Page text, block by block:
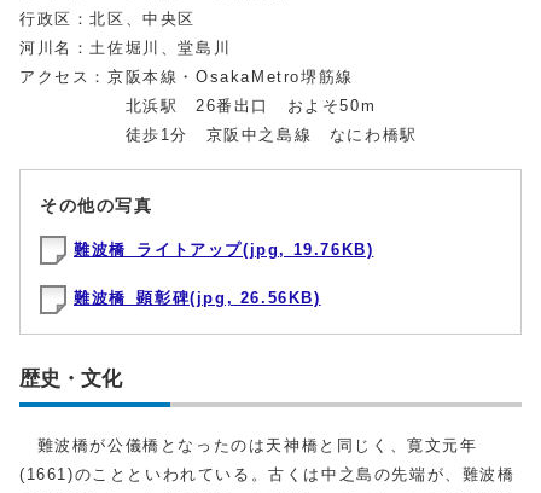
行政区：北区、中央区
河川名：土佐堀川、堂島川
アクセス：京阪本線・OsakaMetro堺筋線
北浜駅 26番出口 およそ50m
徒歩1分 京阪中之島線 なにわ橋駅
その他の写真
難波橋_ライトアップ(jpg, 19.76KB)
難波橋_顕彰碑(jpg, 26.56KB)
歴史・文化
難波橋が公儀橋となったのは天神橋と同じく、寛文元年
(1661)のことといわれている。古くは中之島の先端が、難波橋